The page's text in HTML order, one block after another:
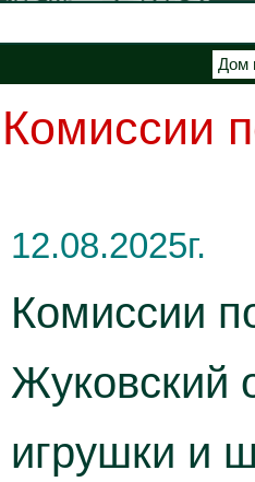
Дом
Комиссии
12.08.2025г.
Комиссии
Жуковский
игрушки и